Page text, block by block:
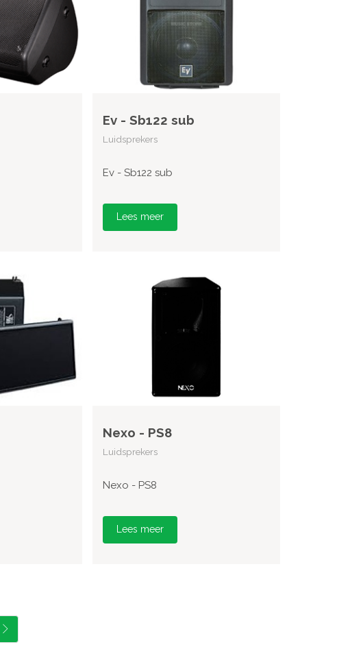
Ev - Sb122 sub
Luidsprekers
Ev - Sb122 sub
Lees meer
Nexo - PS8
Luidsprekers
Nexo - PS8
Lees meer